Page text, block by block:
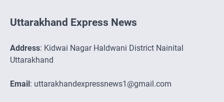
Uttarakhand Express News
Address: Kidwai Nagar Haldwani District Nainital
Uttarakhand
Email: uttarakhandexpressnews1@gmail.com